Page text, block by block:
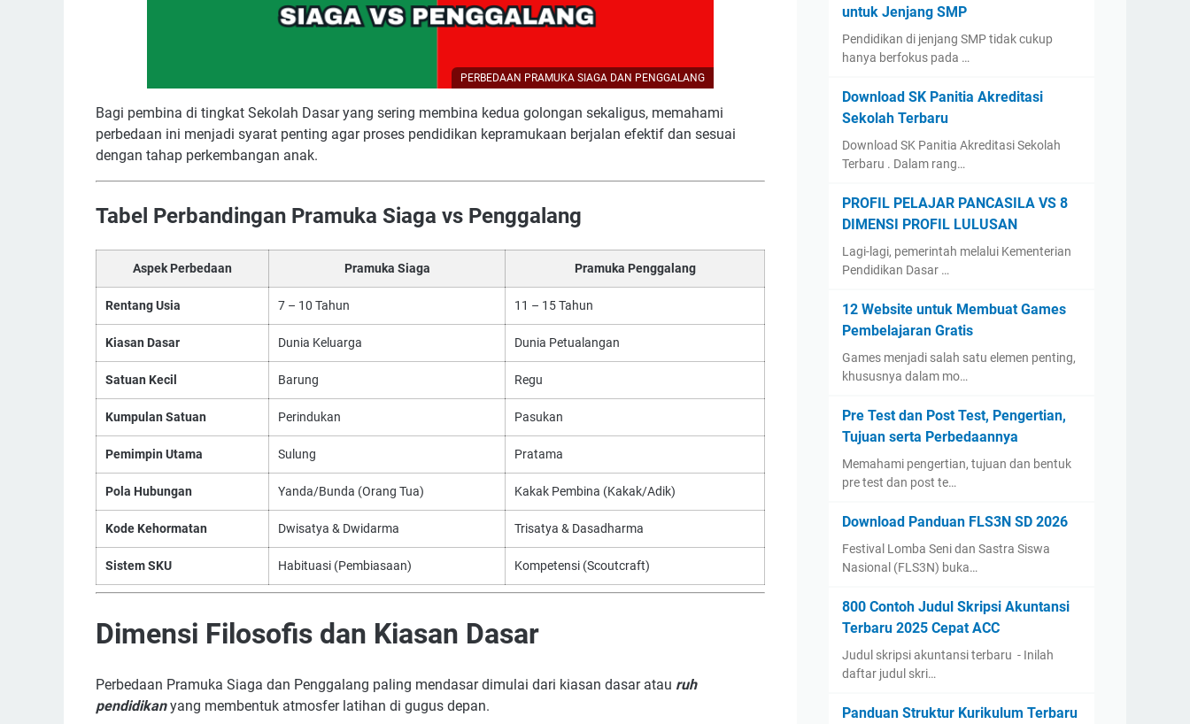
PERBEDAAN PRAMUKA SIAGA DAN PENGGALANG
Bagi pembina di tingkat Sekolah Dasar yang sering membina kedua golongan sekaligus, memahami
perbedaan ini menjadi syarat penting agar proses pendidikan kepramukaan berjalan efektif dan sesuai
dengan tahap perkembangan anak.
Tabel Perbandingan Pramuka Siaga vs Penggalang
Aspek Perbedaan Pramuka Siaga Pramuka Penggalang
Rentang Usia 7 – 10 Tahun 11 – 15 Tahun
Kiasan Dasar Dunia Keluarga Dunia Petualangan
Satuan Kecil Barung Regu
Kumpulan Satuan Perindukan Pasukan
Pemimpin Utama Sulung Pratama
Pola Hubungan Yanda/Bunda (Orang Tua) Kakak Pembina (Kakak/Adik)
Kode Kehormatan Dwisatya & Dwidarma Trisatya & Dasadharma
Sistem SKU Habituasi (Pembiasaan) Kompetensi (Scoutcraft)
Dimensi Filosofis dan Kiasan Dasar
Perbedaan Pramuka Siaga dan Penggalang paling mendasar dimulai dari kiasan dasar atau ruh
pendidikanyang membentuk atmosfer latihan di gugus depan.
untuk Jenjang SMP
Pendidikan di jenjang SMP tidak cukup
hanya berfokus pada …
Download SK Panitia Akreditasi
Sekolah Terbaru
Download SK Panitia Akreditasi Sekolah
Terbaru . Dalam rang…
PROFIL PELAJAR PANCASILA VS 8
DIMENSI PROFIL LULUSAN
Lagi-lagi, pemerintah melalui Kementerian
Pendidikan Dasar …
12 Website untuk Membuat Games
Pembelajaran Gratis
Games menjadi salah satu elemen penting,
khususnya dalam mo…
Pre Test dan Post Test, Pengertian,
Tujuan serta Perbedaannya
Memahami pengertian, tujuan dan bentuk
pre test dan post te…
Download Panduan FLS3N SD 2026
Festival Lomba Seni dan Sastra Siswa
Nasional (FLS3N) buka…
800 Contoh Judul Skripsi Akuntansi
Terbaru 2025 Cepat ACC
Judul skripsi akuntansi terbaru - Inilah
daftar judul skri…
Panduan Struktur Kurikulum Terbaru